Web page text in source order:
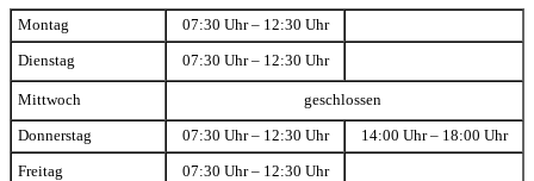
Montag 07:30 Uhr – 12:30 Uhr
Dienstag 07:30 Uhr – 12:30 Uhr
Mittwoch geschlossen
Donnerstag 07:30 Uhr – 12:30 Uhr 14:00 Uhr – 18:00 Uhr
Freitag 07:30 Uhr – 12:30 Uhr